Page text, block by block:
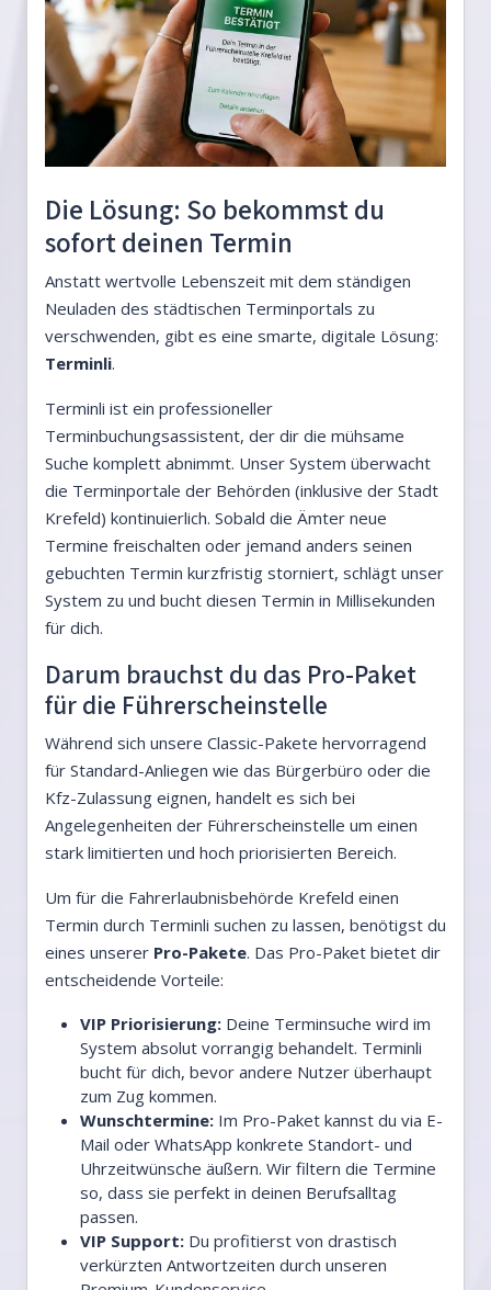
Die Lösung: So bekommst du
sofort deinen Termin
Anstatt wertvolle Lebenszeit mit dem ständigen
Neuladen des städtischen Terminportals zu
verschwenden, gibt es eine smarte, digitale Lösung:
Terminli.
Terminli ist ein professioneller
Terminbuchungsassistent, der dir die mühsame
Suche komplett abnimmt. Unser System überwacht
die Terminportale der Behörden (inklusive der Stadt
Krefeld) kontinuierlich. Sobald die Ämter neue
Termine freischalten oder jemand anders seinen
gebuchten Termin kurzfristig storniert, schlägt unser
System zu und bucht diesen Termin in Millisekunden
für dich.
Darum brauchst du das Pro-Paket
für die Führerscheinstelle
Während sich unsere Classic-Pakete hervorragend
für Standard-Anliegen wie das Bürgerbüro oder die
Kfz-Zulassung eignen, handelt es sich bei
Angelegenheiten der Führerscheinstelle um einen
stark limitierten und hoch priorisierten Bereich.
Um für die Fahrerlaubnisbehörde Krefeld einen
Termin durch Terminli suchen zu lassen, benötigst du
eines unserer Pro-Pakete. Das Pro-Paket bietet dir
entscheidende Vorteile:
VIP Priorisierung: Deine Terminsuche wird im
System absolut vorrangig behandelt. Terminli
bucht für dich, bevor andere Nutzer überhaupt
zum Zug kommen.
Wunschtermine: Im Pro-Paket kannst du via E-
Mail oder WhatsApp konkrete Standort- und
Uhrzeitwünsche äußern. Wir filtern die Termine
so, dass sie perfekt in deinen Berufsalltag
passen.
VIP Support: Du profitierst von drastisch
verkürzten Antwortzeiten durch unseren